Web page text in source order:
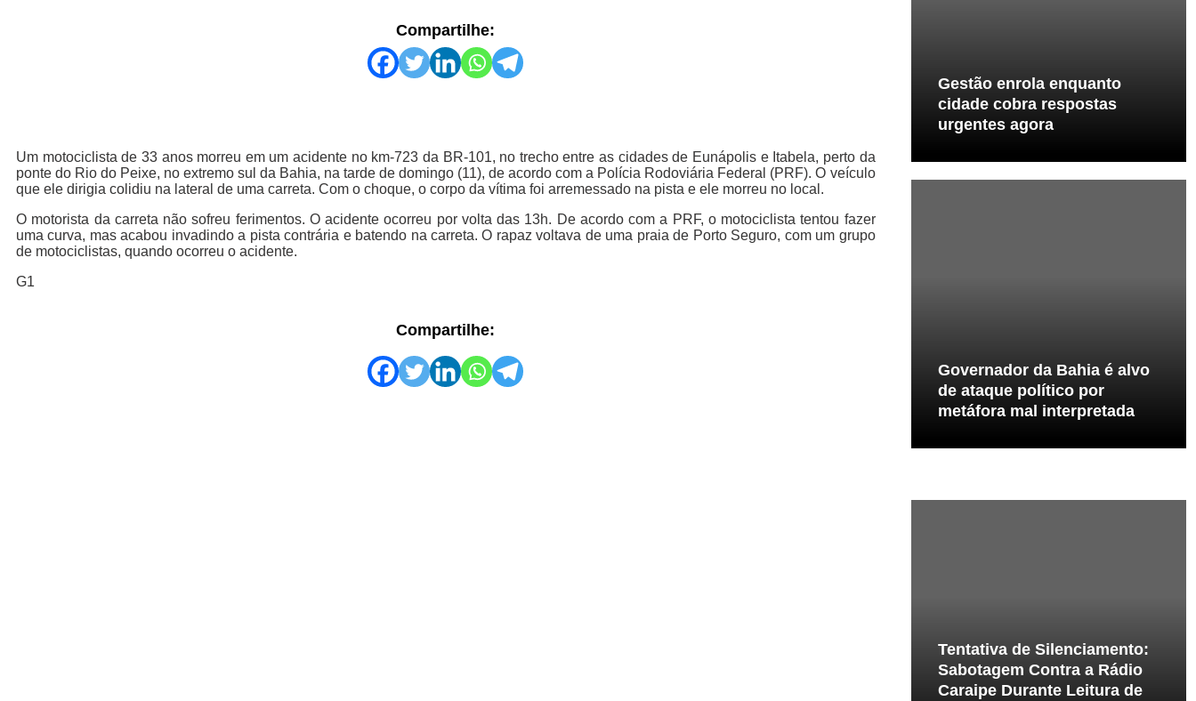
Compartilhe:
Um motociclista de 33 anos morreu em um acidente no km-723 da BR-101, no trecho entre as cidades de Eunápolis e Itabela, perto da
ponte do Rio do Peixe, no extremo sul da Bahia, na tarde de domingo (11), de acordo com a Polícia Rodoviária Federal (PRF). O veículo
que ele dirigia colidiu na lateral de uma carreta. Com o choque, o corpo da vítima foi arremessado na pista e ele morreu no local.
O motorista da carreta não sofreu ferimentos. O acidente ocorreu por volta das 13h. De acordo com a PRF, o motociclista tentou fazer
uma curva, mas acabou invadindo a pista contrária e batendo na carreta. O rapaz voltava de uma praia de Porto Seguro, com um grupo
de motociclistas, quando ocorreu o acidente.
G1
Compartilhe:
Gestão enrola enquanto
cidade cobra respostas
urgentes agora
Governador da Bahia é alvo
de ataque político por
metáfora mal interpretada
Tentativa de Silenciamento:
Sabotagem Contra a Rádio
Caraipe Durante Leitura de